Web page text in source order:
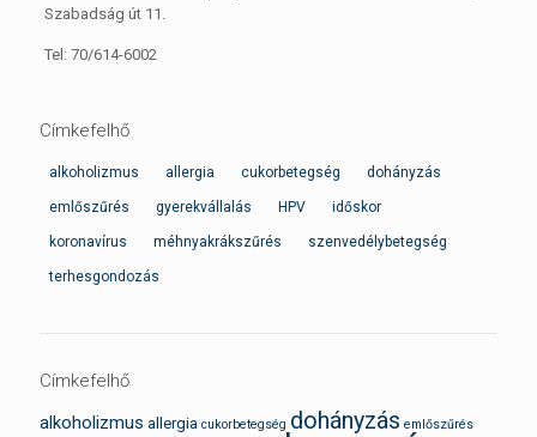
Szabadság út 11.
Tel: 70/614-6002
Címkefelhő
alkoholizmus allergia cukorbetegség dohányzás
emlőszűrés gyerekvállalás HPV időskor
koronavírus méhnyakrákszűrés szenvedélybetegség
terhesgondozás
Címkefelhő
alkoholizmus allergia cukorbetegség dohányzás emlőszűrés